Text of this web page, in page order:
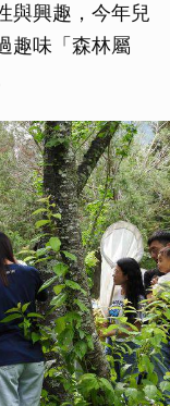
與興趣，今年兒
趣味「森林屬